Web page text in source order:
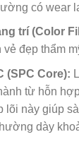
có wear
trí (Color
vẻ đẹp thẩm
(SPC Core):
từ hỗn
lõi này giúp
dày